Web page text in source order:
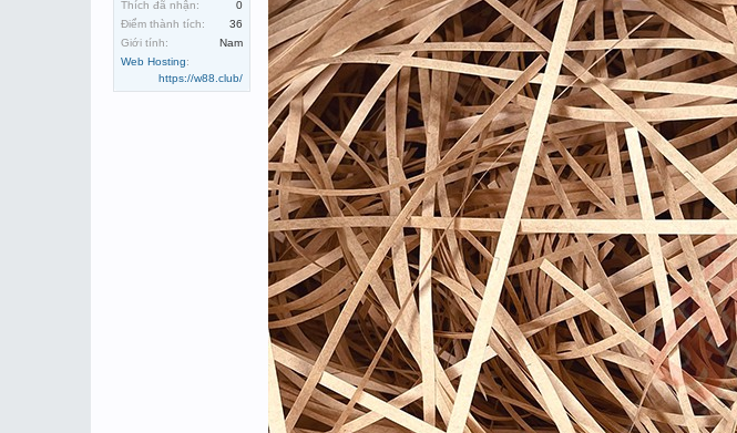
Thích đã nhận:
0
Điểm thành tích:
36
Giới tính:
Nam
Web Hosting:
https://w88.club/